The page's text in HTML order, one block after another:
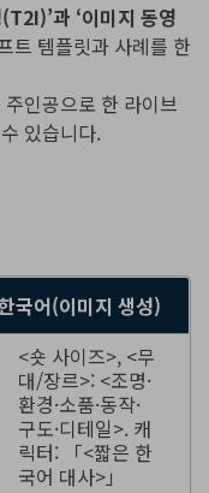
과 ‘이미지 동영
트 템플릿과 사례를 한
주인공으로 한 라이브
있습니다.
국어(이미지 생성)
<숏 사이즈>, <무
대/장르>: <조명·
환경·소품·동작·
구도·디테일>. 캐
릭터: 「<짧은 한
국어 대사>」